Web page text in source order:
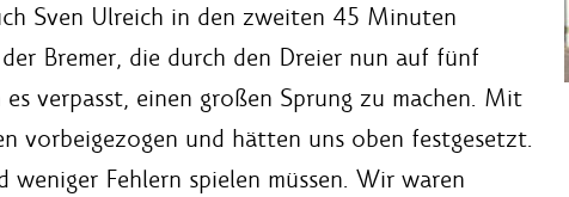
Sven Ulreich in den zweiten 45 Minuten
Bremer, die durch den Dreier nun auf fünf
verpasst, einen großen Sprung zu machen. Mit
vorbeigezogen und hätten uns oben festgesetzt.
Fehlern spielen müssen. Wir waren